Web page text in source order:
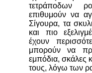
τετράποδων
επιθυμούν να
Σίγουρα, τα
και πιο
έχουν
μπορούν να
εμπόδια, σκάλες
τους, λόγω των